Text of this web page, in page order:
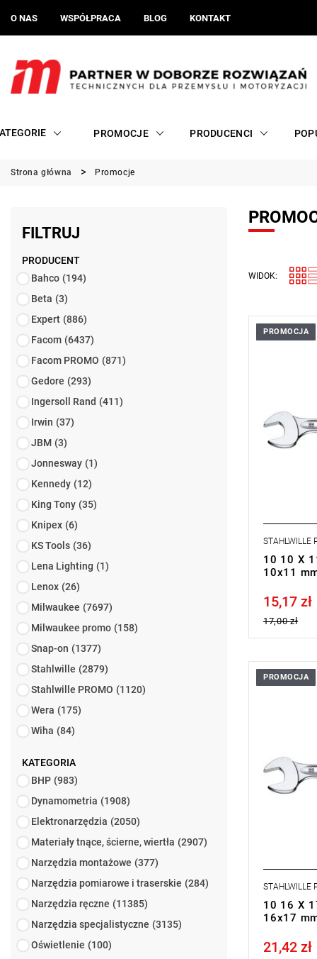
O NAS WSPÓŁPRACA BLOG KONTAKT
PROMOCJE PRODUCENCI
Strona główna Promocje
FILTRUJ
PRODUCENT
Bahco (194)
Beta (3)
Expert (886)
Facom (6437)
Facom PROMO (871)
Gedore (293)
Ingersoll Rand (411)
Irwin (37)
JBM (3)
Jonnesway (1)
Kennedy (12)
King Tony (35)
Knipex (6)
KS Tools (36)
Lena Lighting (1)
Lenox (26)
Milwaukee (7697)
Milwaukee promo (158)
Snap-on (1377)
Stahlwille (2879)
Stahlwille PROMO (1120)
Wera (175)
Wiha (84)
KATEGORIA
BHP (983)
Dynamometria (1908)
Elektronarzędzia (2050)
Materiały tnące, ścierne, wiertła (2907)
Narzędzia montażowe (377)
Narzędzia pomiarowe i traserskie (284)
Narzędzia ręczne (11385)
Narzędzia specjalistyczne (3135)
Oświetlenie (100)
WIDOK:
wyjątkowo
kuta
PROMOCJA
STAHLWILLE
10 10 X
10x11
Price tax
15,17 zł
17,00 zł
wyjątkowo
kuta
PROMOCJA
STAHLWILLE
10 16 X
16x17
Price tax
21,42 zł